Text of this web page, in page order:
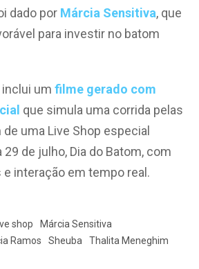
dado por Márcia Sensitiva, que
para investir no batom
inclui um filme gerado com
que simula uma corrida pelas
de uma Live Shop especial
29 de julho, Dia do Batom, com
interação em tempo real.
shop
Márcia Sensitiva
Ramos Sheuba
Thalita Meneghim